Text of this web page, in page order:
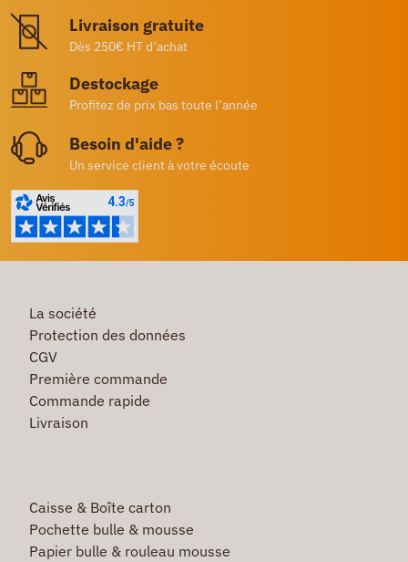
Livraison gratuite
Dès 250€ HT d’achat
Destockage
Profitez de prix bas toute l’année
Besoin d'aide ?
Un service client à votre écoute
La société
Protection des données
CGV
Première commande
Commande rapide
Livraison
Caisse & Boîte carton
Pochette bulle & mousse
Papier bulle & rouleau mousse